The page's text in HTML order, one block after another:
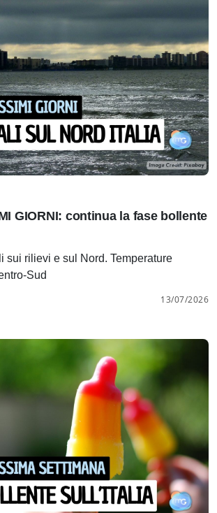
GIORNI: continua la fase bollente
sui rilievi e sul Nord. Temperature
Sud
13/07/2026